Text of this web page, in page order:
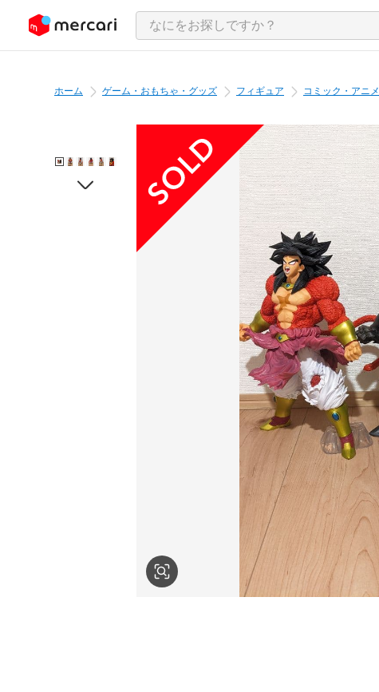
ツにスキップ
ホーム ゲーム・おもちゃ・グッズ フィギュア コミック・アニメ